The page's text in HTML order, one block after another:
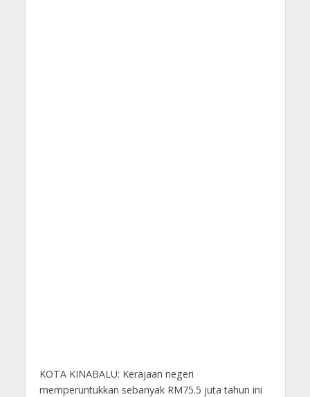
KOTA KINABALU: Kerajaan negeri
memperuntukkan sebanyak RM75.5 juta tahun ini